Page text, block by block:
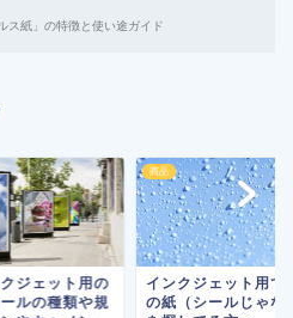
ス紙」の特徴と使い途ガイド
ジェット用の
ルの種類や規
商品
インクジェット用で
の紙（シールじゃな